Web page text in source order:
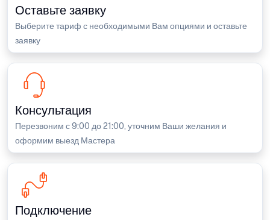
Оставьте заявку
Выберите тариф с необходимыми Вам опциями и оставьте
заявку
Консультация
Перезвоним с 9:00 до 21:00, уточним Ваши желания и
оформим выезд Мастера
Подключение